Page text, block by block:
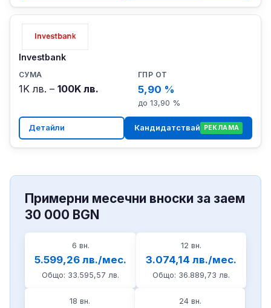
Investbank
1K лв. – 100K лв. 5,90 %
до 13,90 %
Детайли Кандидатствай РЕКЛАМА
Примерни месечни вноски за заем
30 000 BGN
6 вн.
5.599,26 лв./мес.
Общо: 33.595,57 лв.
12 вн.
3.074,14 лв./мес.
Общо: 36.889,73 лв.
18 вн. 24 вн.